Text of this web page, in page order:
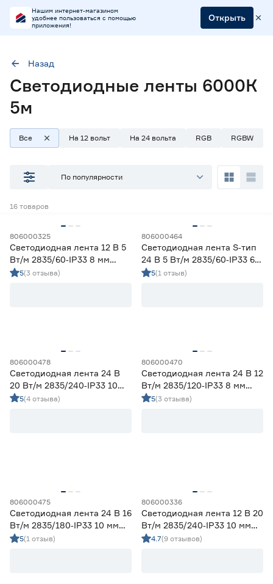
Нашим интернет-магазином
удобнее пользоваться с помощью
приложения!
Открыть
Цветовая температура (К) 6000 (холодный) 6000-6500 (холодный)
Длина (м)
Наличие в магазинах
ул. им. Данилы Волкореза, 2
Тип
от до
Цвет свечения
2700-3000К - Теплый
0
3500-4100К - Нейтральный
0
5000-6500К - Холодный
Назад
Светодиодные ленты 6000К
5м
Все На 12 вольт На 24 вольта RGB RGBW
По популярности
16 товаров
806000325
Светодиодная лента 12 В 5
Вт/м 2835/60‑IP33 8 мм
холодный 5 м Geniled
5(3 отзыва)
806000464
Светодиодная лента S‑тип
24 В 5 Вт/м 2835/60‑IP33 6
мм холодный 5 м Geniled
5(1 отзыв)
806000478
Светодиодная лента 24 В
20 Вт/м 2835/240‑IP33 10
мм холодный 5 м Geniled
5(4 отзыва)
806000470
Светодиодная лента 24 В 12
Вт/м 2835/120‑IP33 8 мм
холодный 5 м Geniled
5(3 отзыва)
806000475
Светодиодная лента 24 В 16
Вт/м 2835/180‑IP33 10 мм
холодный 5 м Geniled
5(1 отзыв)
806000336
Светодиодная лента 12 В 20
Вт/м 2835/240‑IP33 10 мм
холодный 5 м Geniled
4.7(9 отзывов)